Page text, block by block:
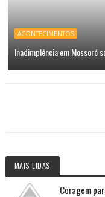
ACONTECIMENTOS
Inadimplência em Mossoró
MAIS LIDAS
Coragem